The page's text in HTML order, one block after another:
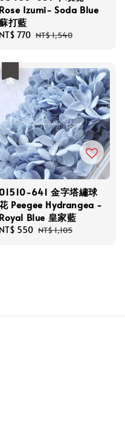
Rose Izumi- Soda Blue
打藍
Sale
NT$ 770 Regular
NT$ 1,540
641 金字塔繡球
Peegee Hydrangea -
Royal Blue 皇家藍
Sale
NT$ 550 Regular
NT$ 1,105